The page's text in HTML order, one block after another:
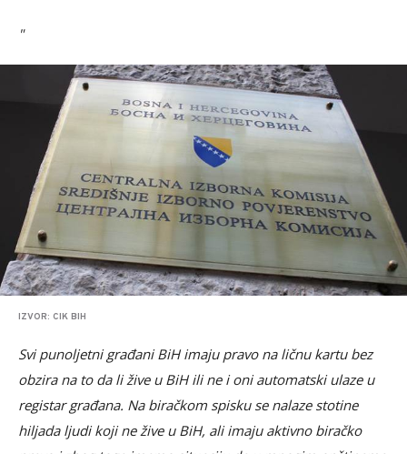
"
IZVOR: CIK BIH
Svi punoljetni građani BiH imaju pravo na ličnu kartu bez
obzira na to da li žive u BiH ili ne i oni automatski ulaze u
registar građana. Na biračkom spisku se nalaze stotine
hiljada ljudi koji ne žive u BiH, ali imaju aktivno biračko